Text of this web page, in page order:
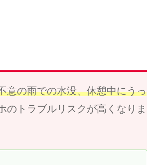
意の雨での水没、休憩中にうっ
トラブルリスクが高くなりま